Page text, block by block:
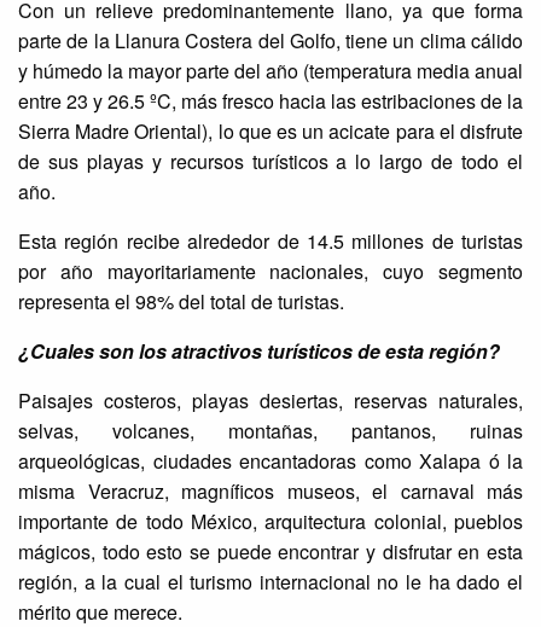
Con un relieve predominantemente llano, ya que forma
parte de la Llanura Costera del Golfo, tiene un clima cálido
y húmedo la mayor parte del año (temperatura media anual
entre 23 y 26.5 ºC, más fresco hacia las estribaciones de la
Sierra Madre Oriental), lo que es un acicate para el disfrute
de sus playas y recursos turísticos a lo largo de todo el
año.
Esta región recibe alrededor de 14.5 millones de turistas
por año mayoritariamente nacionales, cuyo segmento
representa el 98% del total de turistas.
¿Cuales son los atractivos turísticos de esta región?
Paisajes costeros, playas desiertas, reservas naturales,
selvas, volcanes, montañas, pantanos, ruinas
arqueológicas, ciudades encantadoras como Xalapa ó la
misma Veracruz, magníficos museos, el carnaval más
importante de todo México, arquitectura colonial, pueblos
mágicos, todo esto se puede encontrar y disfrutar en esta
región, a la cual el turismo internacional no le ha dado el
mérito que merece.